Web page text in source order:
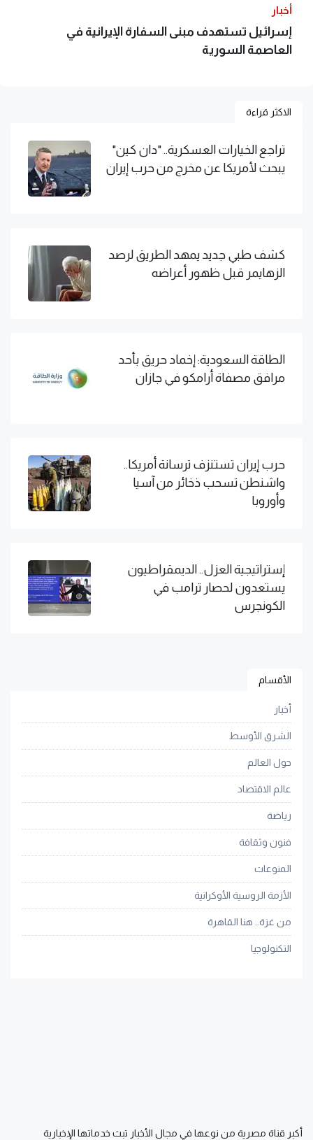
أخبار
إسرائيل تستهدف مبنى السفارة الإيرانية في
العاصمة السورية
الاكثر قراءة
تراجع الخيارات العسكرية.. "دان كين"
يبحث لأمريكا عن مخرج من حرب إيران
كشف طبي جديد يمهد الطريق لرصد
الزهايمر قبل ظهور أعراضه
الطاقة السعودية: إخماد حريق بأحد
مرافق مصفاة أرامكو في جازان
حرب إيران تستنزف ترسانة أمريكا..
واشنطن تسحب ذخائر من آسيا
وأوروبا
إستراتيجية العزل.. الديمقراطيون
يستعدون لحصار ترامب في
الكونجرس
الأقسام
أخبار
الشرق الأوسط
حول العالم
عالم الاقتصاد
رياضة
فنون وثقافة
المنوعات
الأزمة الروسية الأوكرانية
من غزة.. هنا القاهرة
التكنولوجيا
أكبر قناة مصرية من نوعها في مجال الأخبار تبث خدماتها الإخبارية